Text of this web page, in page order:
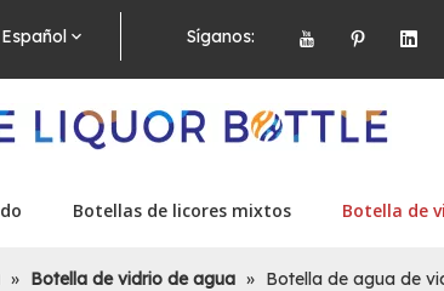
Español Síganos:
Botellas de licores mixtos Botella de
» Botella de vidrio de agua » Botella de agua de